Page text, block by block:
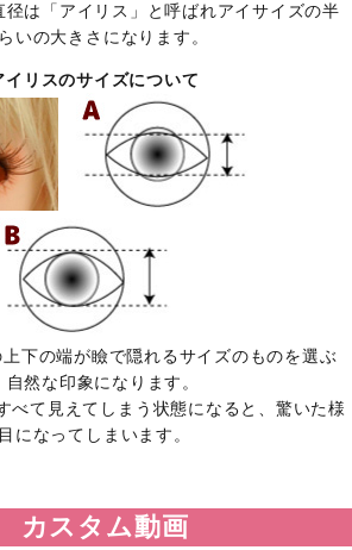
は「アイリス」と呼ばれアイサイズの半
いの大きさになります。
イリスのサイズについて
下の端が瞼で隠れるサイズのものを選ぶ
自然な印象になります。
べて見えてしまう状態になると、驚いた様
になってしまいます。
カスタム動画